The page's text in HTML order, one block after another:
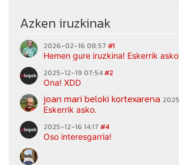
Azken iruzkinak
2026-02-16 08:57 #1
Hemen gure iruzkina! Eskerrik
2025-12-19 07:54#2
Ona! XDD
joan mari beloki kortexarena
Eskerrik asko.
2025-12-16 14:17 #4
Oso interesgarria!